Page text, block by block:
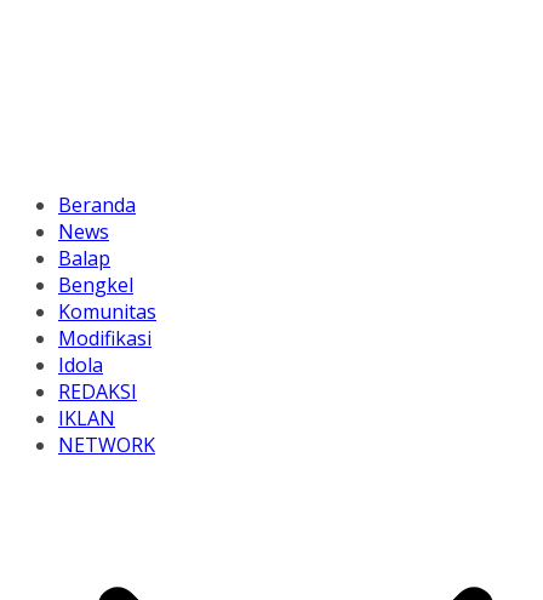
Beranda
News
Balap
Bengkel
Komunitas
Modifikasi
Idola
REDAKSI
IKLAN
NETWORK